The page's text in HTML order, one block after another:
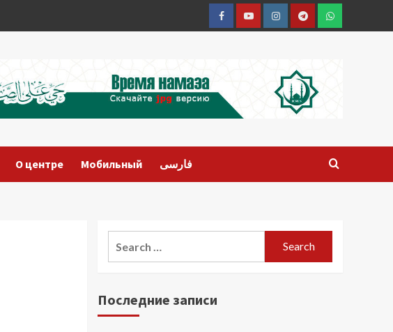
FacebookYoutubeInstagramTelegramWhatsapp
О центре Мобильный فارسی
Последние записи